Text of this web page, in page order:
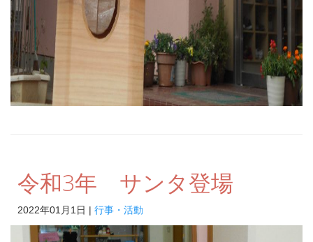
令和3年 サンタ登場
2022年01月1日 | 行事・活動